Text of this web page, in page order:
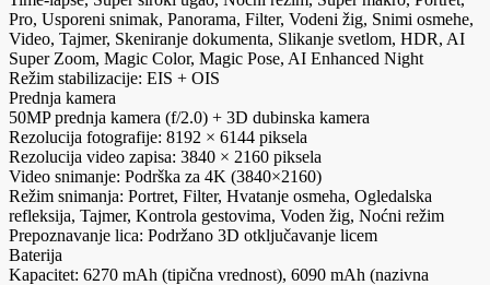
Pro, Usporeni snimak, Panorama, Filter, Vodeni žig, Snimi osmehe,
Video, Tajmer, Skeniranje dokumenta, Slikanje svetlom, HDR, AI
Super Zoom, Magic Color, Magic Pose, AI Enhanced Night
Režim stabilizacije: EIS + OIS
Prednja kamera
50MP prednja kamera (f/2.0) + 3D dubinska kamera
Rezolucija fotografije: 8192 × 6144 piksela
Rezolucija video zapisa: 3840 × 2160 piksela
Video snimanje: Podrška za 4K (3840×2160)
Režim snimanja: Portret, Filter, Hvatanje osmeha, Ogledalska
refleksija, Tajmer, Kontrola gestovima, Voden žig, Noćni režim
Prepoznavanje lica: Podržano 3D otključavanje licem
Baterija
Kapacitet: 6270 mAh (tipična vrednost), 6090 mAh (nazivna